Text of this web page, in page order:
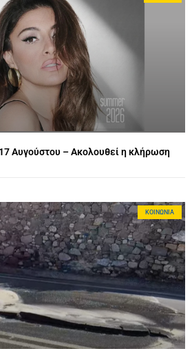
Αυγούστου – Ακολουθεί η κλήρωση
ΚΟΙΝΩΝΊΑ